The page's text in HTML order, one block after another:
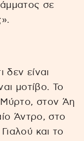
σε
δεν είναι
μοτίβο. Το
στον Άη
Άντρο, στο
και το